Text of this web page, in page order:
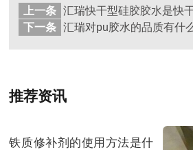
上一条
下一条
推荐资讯
铁质修补剂的使用方法是什